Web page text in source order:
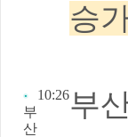
승
부
산
10:26부